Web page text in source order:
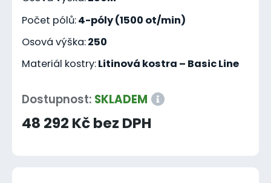
Počet pólů:4-póly (1500 ot/min)
Osová výška:250
Materiál kostry:Litinová kostra – Basic Line
Dostupnost: SKLADEM
48 292 Kč bez DPH